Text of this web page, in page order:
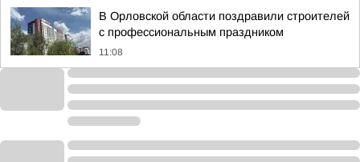
В Орловской области поздравили строителей
с профессиональным праздником
11:08